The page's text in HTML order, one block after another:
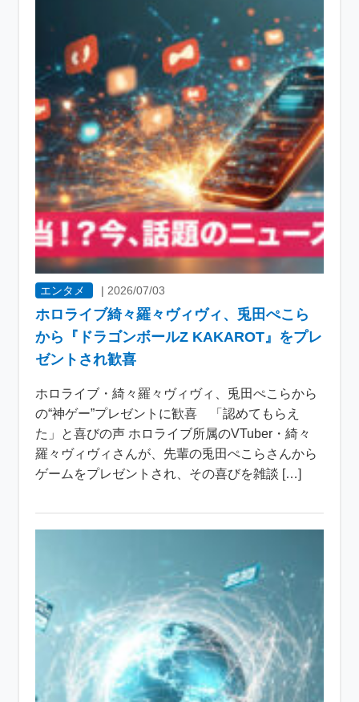
エンタメ |2026/07/03
ホロライブ綺々羅々ヴィヴィ、兎田ぺこら
から『ドラゴンボールZ KAKAROT』をプレ
ゼントされ歓喜
ホロライブ・綺々羅々ヴィヴィ、兎田ぺこらから
の“神ゲー”プレゼントに歓喜 「認めてもらえ
た」と喜びの声 ホロライブ所属のVTuber・綺々
羅々ヴィヴィさんが、先輩の兎田ぺこらさんから
ゲームをプレゼントされ、その喜びを雑談 […]